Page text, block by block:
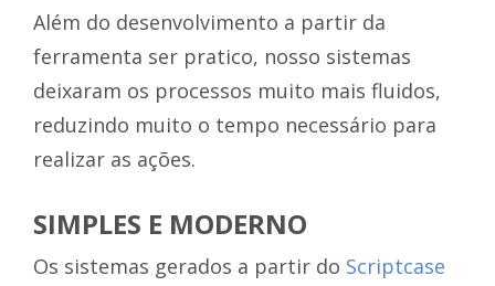
Além do desenvolvimento a partir da
ferramenta ser pratico, nosso sistemas
deixaram os processos muito mais fluidos,
reduzindo muito o tempo necessário para
realizar as ações.
SIMPLES E MODERNO
Os sistemas gerados a partir do Scriptcase